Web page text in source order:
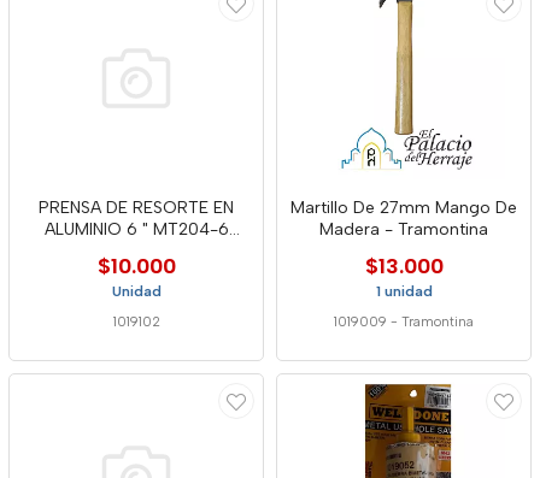
PRENSA DE RESORTE EN
ALUMINIO 6 " MT204-6
$10.000
Unidad
1019102
Martillo De 27mm Mango De
Madera - Tramontina
$13.000
1 unidad
1019009 - Tramontina